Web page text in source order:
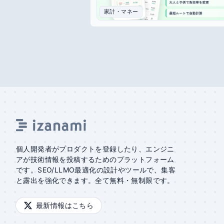
家計・マネー
個人開発者がプロダクトを登録したり、エンジニ
アが技術情報を投稿するためのプラットフォーム
です。SEO/LLMO最適化の設計やツールで、集客
と露出を強化できます。全て無料・無制限です。
最新情報はこちら